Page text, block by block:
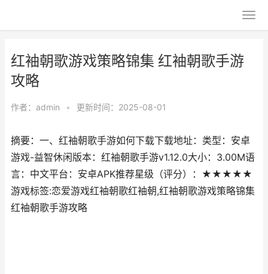
红袖朝歌游戏策略锦集 红袖朝歌手游
攻略
作者： admin • 更新时间：2025-08-01
摘要：一、红袖朝歌手游如何下载下载地址：类型：安卓
游戏-益智休闲版本：红袖朝歌手游v1.12.0大小：3.00M语
言：中文平台：安卓APK推荐星级（评分）：★★★★★
游戏标签:恋爱游戏红袖朝歌红袖朝,红袖朝歌游戏策略锦集
红袖朝歌手游攻略